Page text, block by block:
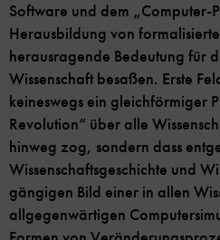
Software und dem „Computer-
Herausbildung von
herausragende Bedeutung für
Wissenschaft besaßen. Erste
keineswegs ein gleichförmiger
Revolution“ über alle
hinweg zog, sondern dass
Wissenschaftsgeschichte und
gängigen Bild einer in allen
allgegenwärtigen